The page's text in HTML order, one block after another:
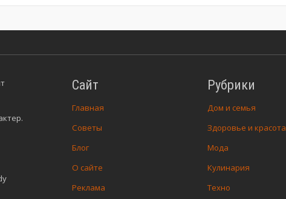
Сайт
Главная
Советы
Блог
О сайте
Реклама
Рубрики
Дом и семья
Здоровье и красота
Мода
Кулинария
Техно